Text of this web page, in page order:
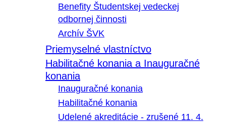
Benefity Študentskej vedeckej
odbornej činnosti
Archív ŠVK
Priemyselné vlastníctvo
Habilitačné konania a Inauguračné
konania
Inauguračné konania
Habilitačné konania
Udelené akreditácie - zrušené 11. 4.